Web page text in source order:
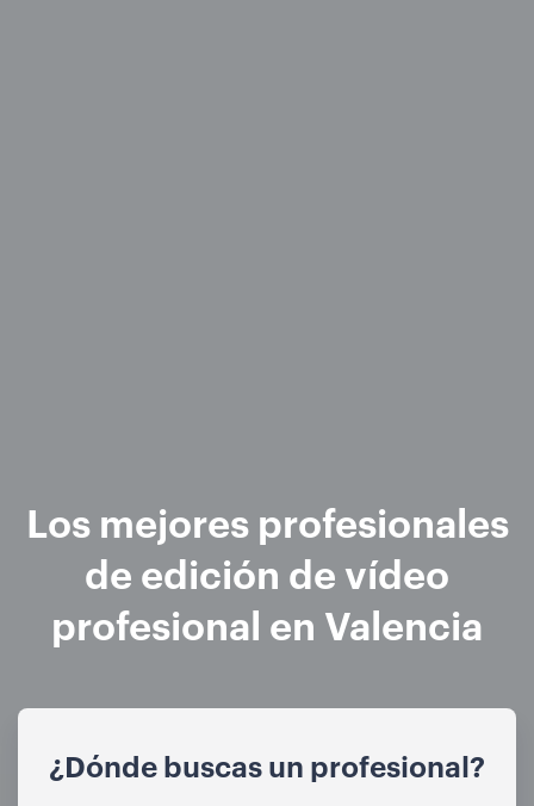
Los mejores profesionales
de edición de vídeo
profesional en Valencia
¿Dónde buscas un profesional?